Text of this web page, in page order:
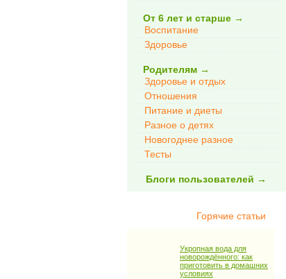
От 6 лет и старше →
Воспитание
Здоровье
Родителям →
Здоровье и отдых
Отношения
Питание и диеты
Разное о детях
Новогоднее разное
Тесты
Блоги пользователей →
Горячие статьи
Укропная вода для
новорождённого: как
приготовить в домашних
условиях